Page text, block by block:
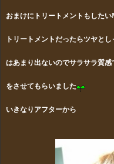
おまけにトリートメントもした
トリートメントだったらツヤとし
はあまり出ないのでサラサラ質
をさせてもらいました
いきなりアフターから